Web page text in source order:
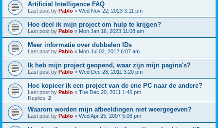
Artificial Intelligence FAQ
Last post by Pablo « Wed Nov 22, 2023 3:11 pm
Hoe deel ik mijn project om hulp te krijgen?
Last post by Pablo « Mon Jan 16, 2023 11:08 am
Meer informatie over dubbelen IDs
Last post by Pablo « Mon Jul 02, 2012 6:07 am
Ik heb mijn project geopend, waar zijn mijn pagina's?
Last post by Pablo « Wed Dec 28, 2011 3:20 pm
Hoe kopieer ik een project van de ene PC naar de andere?
Last post by Pablo « Tue Dec 20, 2011 1:46 pm
Replies: 2
Waarom worden mijn afbeeldingen niet weergegeven?
Last post by Pablo « Wed Apr 25, 2007 5:06 pm